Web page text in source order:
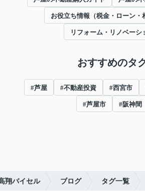
お役立ち情報（税金・ローン・
リフォーム・リノベーシ
おすすめのタ
#芦屋 #不動産投資 #西宮市
#芦屋市 #阪神間
翔バイセル ブログ タグ一覧